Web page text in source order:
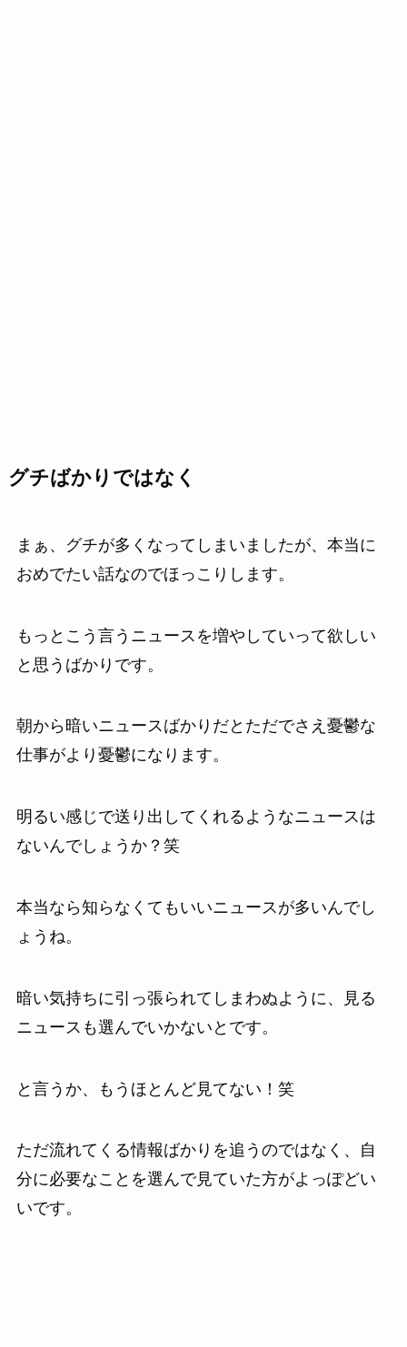
グチばかりではなく
まぁ、グチが多くなってしまいましたが、本当に
おめでたい話なのでほっこりします。
もっとこう言うニュースを増やしていって欲しい
と思うばかりです。
朝から暗いニュースばかりだとただでさえ憂鬱な
仕事がより憂鬱になります。
明るい感じで送り出してくれるようなニュースは
ないんでしょうか？笑
本当なら知らなくてもいいニュースが多いんでし
ょうね。
暗い気持ちに引っ張られてしまわぬように、見る
ニュースも選んでいかないとです。
と言うか、もうほとんど見てない！笑
ただ流れてくる情報ばかりを追うのではなく、自
分に必要なことを選んで見ていた方がよっぽどい
いです。